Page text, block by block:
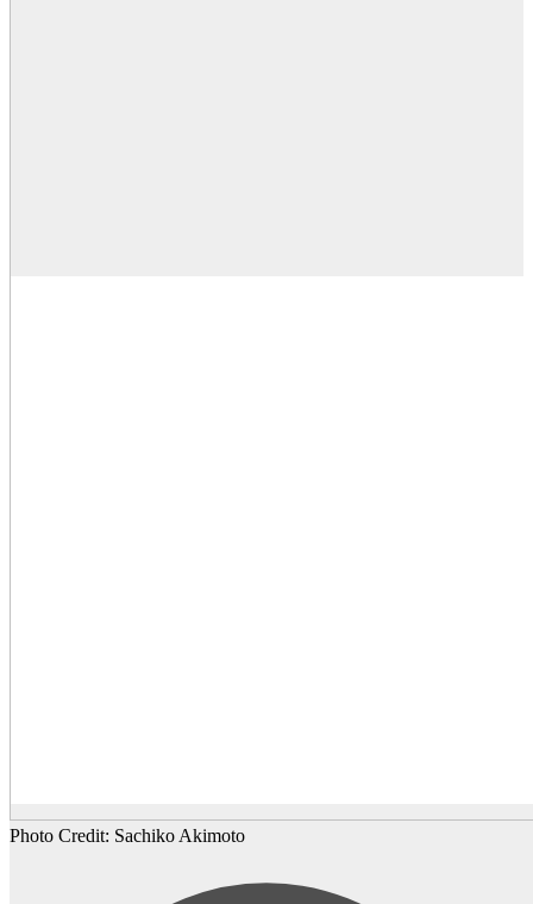
Photo Credit: Sachiko Akimoto